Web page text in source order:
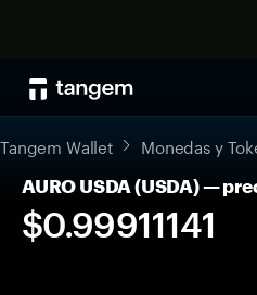
Tangem Wallet Monedas y
AURO USDA (USDA) —
$0.99911141